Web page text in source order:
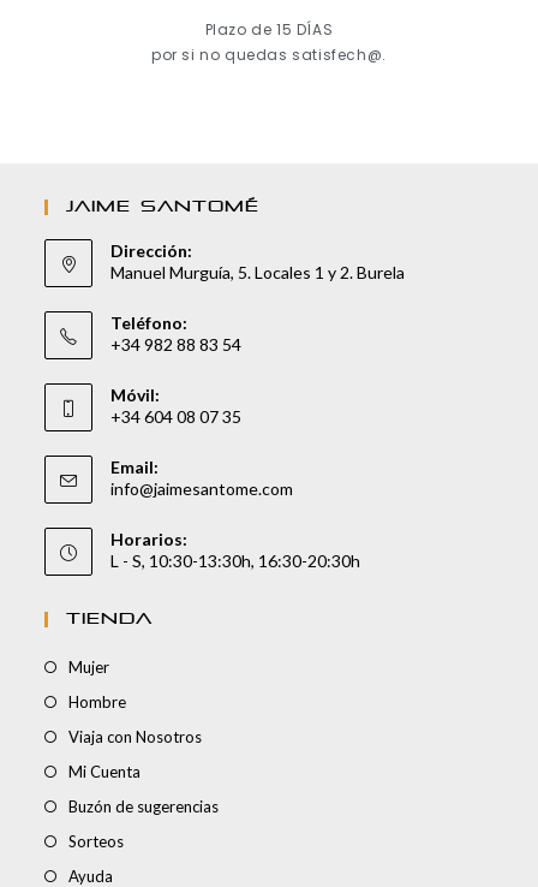
Plazo de 15 DÍAS
por si no quedas satisfech@.
JAIME SANTOMÉ
Dirección:
Manuel Murguía, 5. Locales 1 y 2. Burela
Teléfono:
+34 982 88 83 54
Móvil:
+34 604 08 07 35
Email:
info@jaimesantome.com
Horarios:
L - S, 10:30-13:30h, 16:30-20:30h
TIENDA
Mujer
Hombre
Viaja con Nosotros
Mi Cuenta
Buzón de sugerencias
Sorteos
Ayuda